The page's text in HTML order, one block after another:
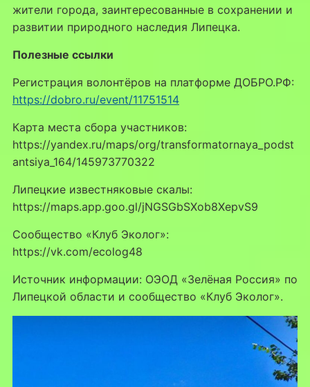
жители города, заинтересованные в сохранении и
развитии природного наследия Липецка.
Полезные ссылки
Регистрация волонтёров на платформе ДОБРО.РФ:
https://dobro.ru/event/11751514
Карта места сбора участников:
https://yandex.ru/maps/org/transformatornaya_podst
antsiya_164/145973770322
Липецкие известняковые скалы:
https://maps.app.goo.gl/jNGSGbSXob8XepvS9
Сообщество «Клуб Эколог»:
https://vk.com/ecolog48
Источник информации: ОЭОД «Зелёная Россия» по
Липецкой области и сообщество «Клуб Эколог».